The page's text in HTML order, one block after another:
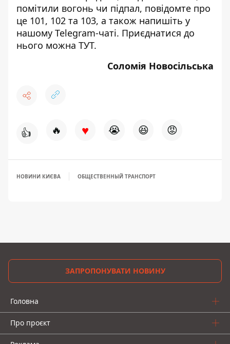
помітили вогонь чи підпал, повідомте про
це 101, 102 та 103, а також напишіть у
нашому Telegram-чаті. Приєднатися до
нього можна ТУТ.
Соломія Новосільська
👍 🔥 ♥ 😭 😆 😡
НОВИНИ КИЄВА ОБЩЕСТВЕННЫЙ ТРАНСПОРТ
ЗАПРОПОНУВАТИ НОВИНУ
Головна
Про проєкт